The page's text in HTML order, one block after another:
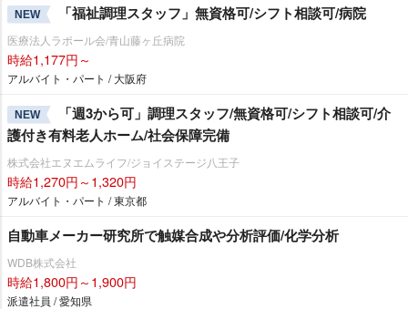
NEW 「福祉調理スタッフ」無資格可/シフト相談可/病院
医療法人ラポール会/青山藤ヶ丘病院
時給1,177円～
アルバイト・パート / 大阪府
NEW
「週3から可」調理スタッフ/無資格可/シフト相談可/介
護付き有料老人ホーム/社会保障完備
株式会社エヌエムライフ/ジョイステージ八王子
時給1,270円～1,320円
アルバイト・パート / 東京都
自動車メーカー研究所で触媒合成や分析評価/化学分析
WDB株式会社
時給1,800円～1,900円
派遣社員 / 愛知県